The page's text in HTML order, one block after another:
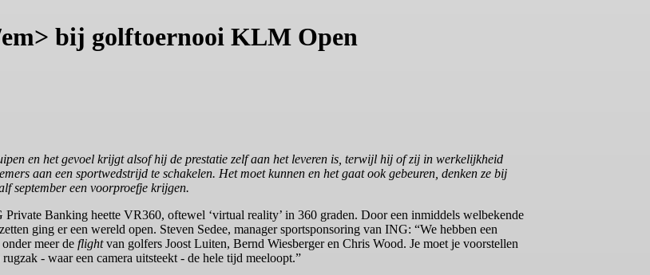
bij golftoernooi KLM Open
en het gevoel krijgt alsof hij de prestatie zelf aan het leveren is, terwijl hij of zij in werkelijkheid
aan een sportwedstrijd te schakelen. Het moet kunnen en het gaat ook gebeuren, denken ze bij
september een voorproefje krijgen.
Banking heette VR360, oftewel ‘virtual reality’ in 360 graden. Door een inmiddels welbekende
ging er een wereld open. Steven Sedee, manager sportsponsoring van ING: “We hebben een
meer de flightvan golfers Joost Luiten, Bernd Wiesberger en Chris Wood. Je moet je voorstellen
rugzak - waar een camera uitsteekt - de hele tijd meeloopt.”